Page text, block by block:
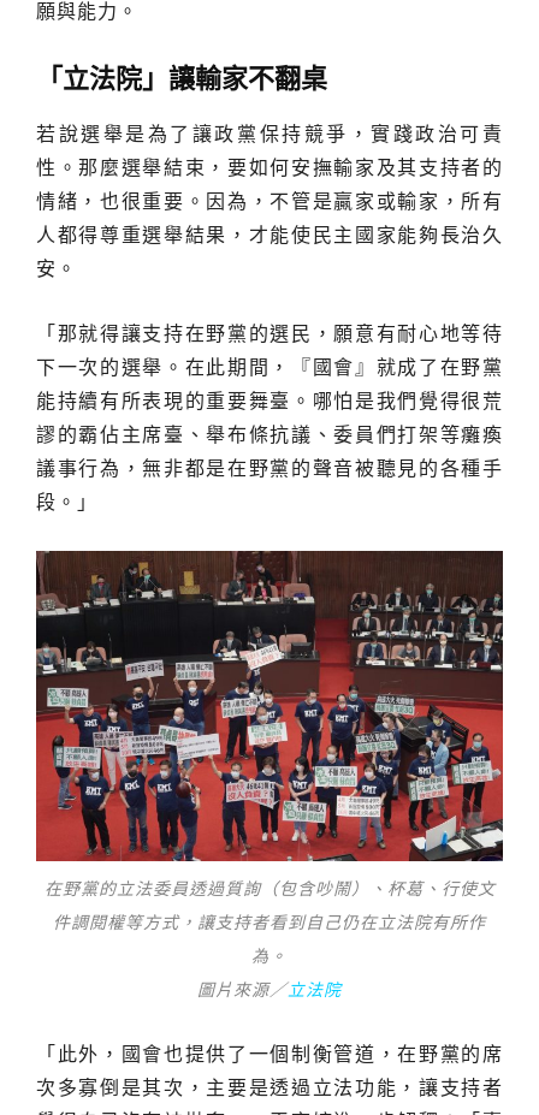
願與能力。
「立法院」讓輸家不翻桌
若說選舉是為了讓政黨保持競爭，實踐政治可責
性。那麼選舉結束，要如何安撫輸家及其支持者的
情緒，也很重要。因為，不管是贏家或輸家，所有
人都得尊重選舉結果，才能使民主國家能夠長治久
安。
「那就得讓支持在野黨的選民，願意有耐心地等待
下一次的選舉。在此期間，『國會』就成了在野黨
能持續有所表現的重要舞臺。哪怕是我們覺得很荒
謬的霸佔主席臺、舉布條抗議、委員們打架等癱瘓
議事行為，無非都是在野黨的聲音被聽見的各種手
段。」
在野黨的立法委員透過質詢（包含吵鬧）、杯葛、行使文
件調閱權等方式，讓支持者看到自己仍在立法院有所作
為。
圖片來源／立法院
「此外，國會也提供了一個制衡管道，在野黨的席
次多寡倒是其次，主要是透過立法功能，讓支持者